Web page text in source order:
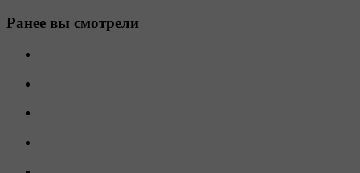
Ранее вы смотрели